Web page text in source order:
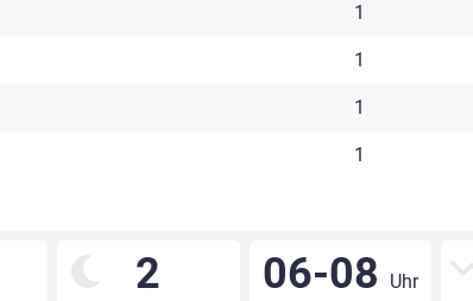
1
1
1
1
2 06-08 Uhr